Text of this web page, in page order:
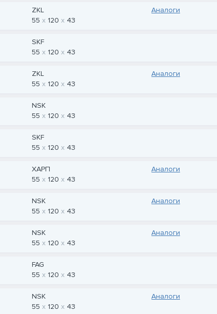
ZKL
55
120 43
Аналоги
SKF
55
120 43
ZKL
55
120 43
Аналоги
NSK
55
120 43
SKF
55
120 43
ХАРП
55
120 43
Аналоги
NSK
55
120 43
Аналоги
NSK
55
120 43
Аналоги
FAG
55
120 43
NSK
55
120 43
Аналоги